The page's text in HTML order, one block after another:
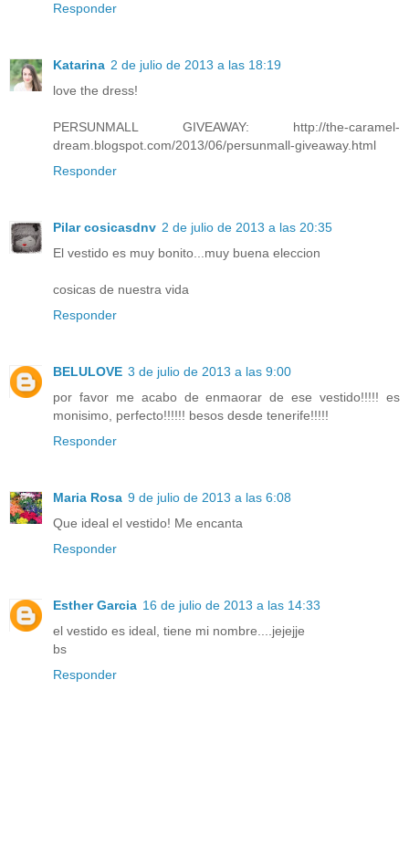
Responder
Katarina 2 de julio de 2013 a las 18:19
love the dress!
PERSUNMALL GIVEAWAY: http://the-caramel-
dream.blogspot.com/2013/06/persunmall-giveaway.html
Responder
Pilar cosicasdnv 2 de julio de 2013 a las 20:35
El vestido es muy bonito...muy buena eleccion
cosicas de nuestra vida
Responder
BELULOVE 3 de julio de 2013 a las 9:00
por favor me acabo de enmaorar de ese vestido!!!!! es
monisimo, perfecto!!!!!! besos desde tenerife!!!!!
Responder
Maria Rosa 9 de julio de 2013 a las 6:08
Que ideal el vestido! Me encanta
Responder
Esther Garcia 16 de julio de 2013 a las 14:33
el vestido es ideal, tiene mi nombre....jejejje
bs
Responder